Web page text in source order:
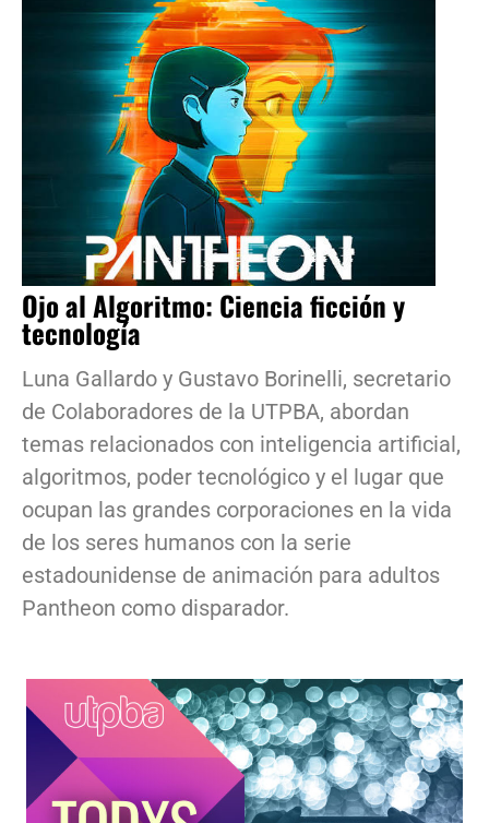
Ojo al Algoritmo: Ciencia ficción y
tecnología
Luna Gallardo y Gustavo Borinelli, secretario
de Colaboradores de la UTPBA, abordan
temas relacionados con inteligencia artificial,
algoritmos, poder tecnológico y el lugar que
ocupan las grandes corporaciones en la vida
de los seres humanos con la serie
estadounidense de animación para adultos
Pantheon como disparador.